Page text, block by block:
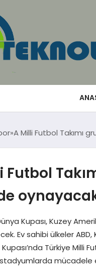
A Milli Futbol Takımı
Futbol
Kupası, Kuzey
Ev sahibi ülkeler
Kupası’nda Türkiye Milli
mücadele